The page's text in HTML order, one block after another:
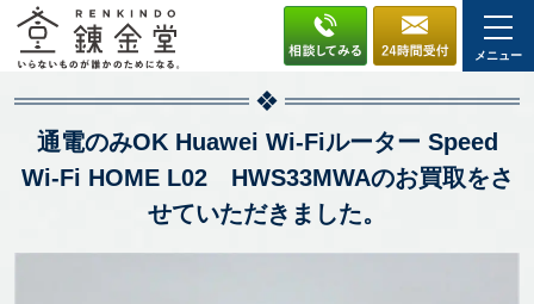
メニュー
通電のみOK Huawei Wi-Fiルーター Speed
Wi-Fi HOME L02 HWS33MWAのお買取をさ
せていただきました。